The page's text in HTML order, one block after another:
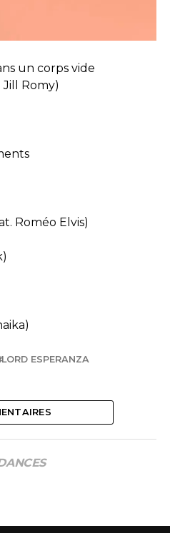
un corps vide
Jill Romy)
Roméo Elvis)
LORD ESPERANZA